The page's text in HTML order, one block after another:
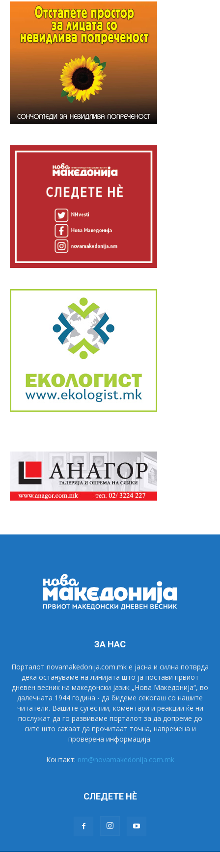
ЗА НАС
Порталот novamakedonija.com.mk е јасна и силна потврда
дека остануваме на линијата што ја постави првиот
дневен весник на македонски јазик „Нова Македонија“, во
далечната 1944 година - да бидеме секогаш со нашите
читатели. Вашите сугестии, коментари и реакции ќе ни
послужат да го развиваме порталот за да допреме до
сите што сакаат да прочитаат точна, навремена и
проверена информација.
Контакт: nm@novamakedonija.com.mk
СЛЕДЕТЕ НÈ